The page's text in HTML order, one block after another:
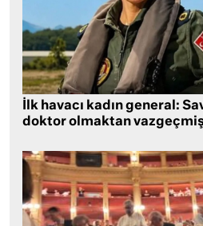
İlk havacı kadın general:
doktor olmaktan